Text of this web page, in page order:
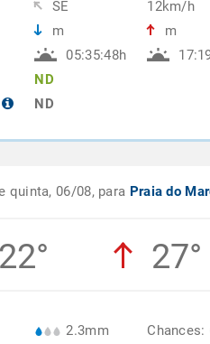
SE
m
05:35:48h
ND
ND
12km/h
m
quinta, 06/08, para Praia do
22° 27°
2.3mm
Chances: